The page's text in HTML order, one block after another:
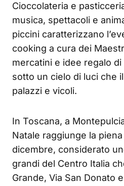
Cioccolateria e
musica, spettacoli e
piccini caratterizzano
cooking a cura dei
mercatini e idee regalo
sotto un cielo di luci che
palazzi e vicoli.
In Toscana, a
Natale raggiunge la
dicembre, considerato
grandi del Centro Italia
Grande, Via San Donato